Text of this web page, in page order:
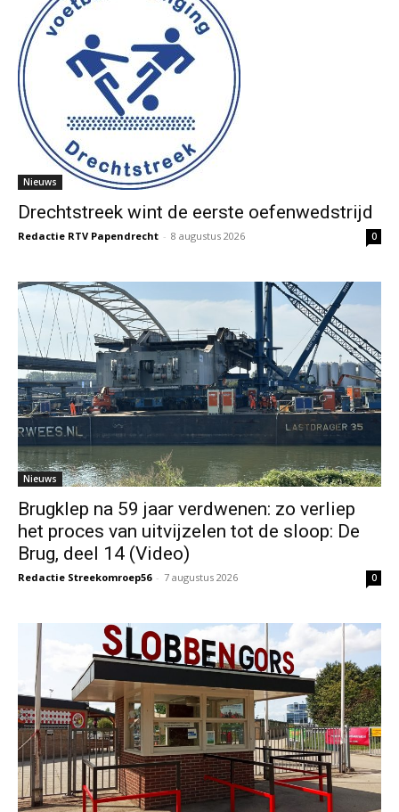
Nieuws
Drechtstreek wint de eerste oefenwedstrijd
Redactie RTV Papendrecht - 8 augustus 2026 0
Nieuws
Brugklep na 59 jaar verdwenen: zo verliep
het proces van uitvijzelen tot de sloop: De
Brug, deel 14 (Video)
Redactie Streekomroep56 - 7 augustus 2026 0